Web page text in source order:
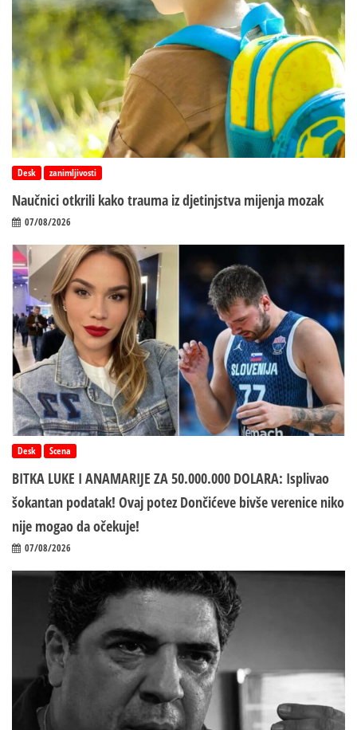
Desk zanimljivosti
Naučnici otkrili kako trauma iz d‌jetinjstva mijenja mozak
07/08/2026
Desk Scena
BITKA LUKE I ANAMARIJE ZA 50.000.000 DOLARA: Isplivao
šokantan podatak! Ovaj potez Dončićeve bivše verenice niko
nije mogao da očekuje!
07/08/2026